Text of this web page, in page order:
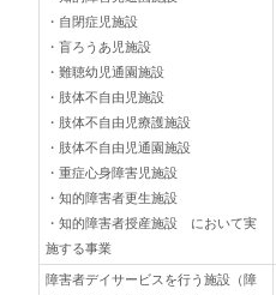
・自閉症児施設
・盲ろうあ児施設
・難聴幼児通園施設
・肢体不自由児施設
・肢体不自由児療護施設
・肢体不自由児通園施設
・重症心身障害児施設
・知的障害者更生施設
・知的障害者授産施設 において実
施する事業
障害者デイサービスを行う施設（障